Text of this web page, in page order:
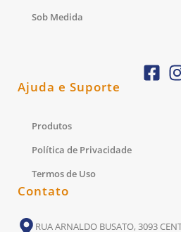
Sob Medida
Ajuda e Suporte
Produtos
Política de Privacidade
Termos de Uso
Contato
RUA ARNALDO BUSATO, 3093